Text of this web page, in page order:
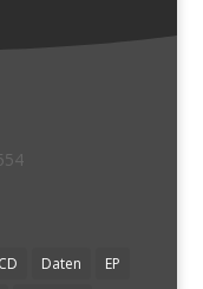
CD Daten
EP